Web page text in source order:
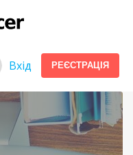
Вхід РЕЄСТРАЦІЯ